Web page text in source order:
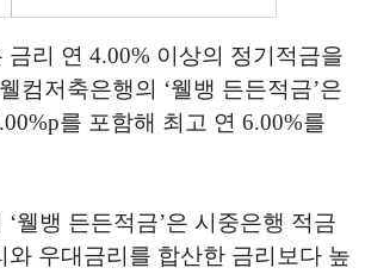
금리 연 4.00% 이상의 정기적금을
컴저축은행의 ‘웰뱅 든든적금’은
를 포함해 최고 연 6.00%를
웰뱅 든든적금’은 시중은행 적금
와 우대금리를 합산한 금리보다 높